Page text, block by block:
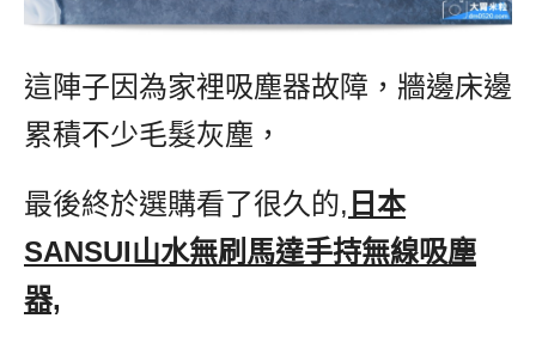
這陣子因為家裡吸塵器故障，牆邊床邊
累積不少毛髮灰塵，
最後終於選購看了很久的, 日本
SANSUI山水無刷馬達手持無線吸塵
器,